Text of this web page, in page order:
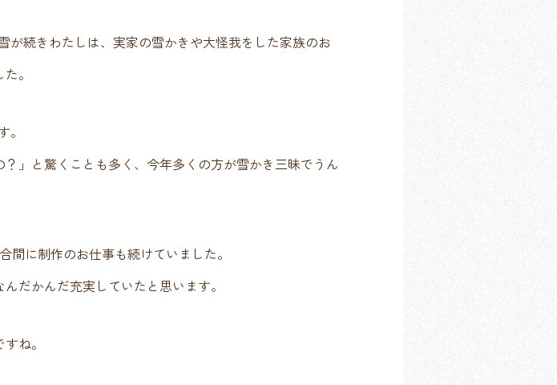
が続きわたしは、実家の雪かきや大怪我をした家族のお
。
」と驚くことも多く、今年多くの方が雪かき三昧でうん
に制作のお仕事も続けていました。
だかんだ充実していたと思います。
ね。